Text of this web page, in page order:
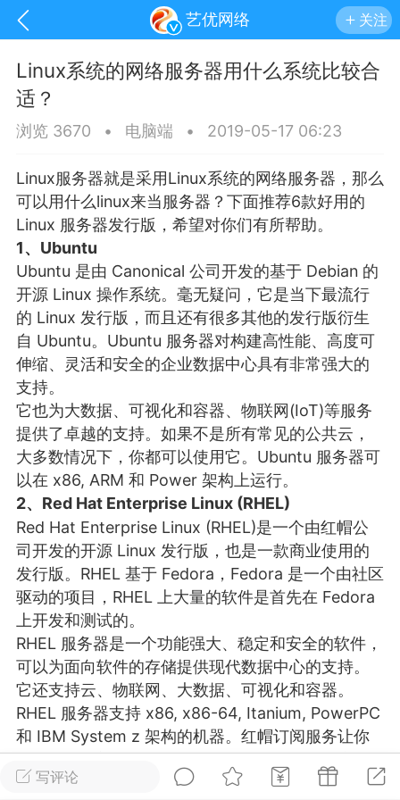
艺优网络 关注
手机 系统 网站
游戏 兴趣 美图
问答 闲谈 官方
任务 排行 历史
网络
VIP 7
29 21:24
电脑端 Surface Laptop Go 2
Laptop Go 2镜像
网盘下载
Laptop Go 2 i5/8/128 – Windows
写评论
Linux系统的网络服务器用什么系统比较合
适？
浏览 3670 • 电脑端 • 2019-05-17 06:23
Linux服务器就是采用Linux系统的网络服务器，那么
可以用什么linux来当服务器？下面推荐6款好用的
Linux 服务器发行版，希望对你们有所帮助。
1、Ubuntu
Ubuntu 是由 Canonical 公司开发的基于 Debian 的
开源 Linux 操作系统。毫无疑问，它是当下最流行
的 Linux 发行版，而且还有很多其他的发行版衍生
自 Ubuntu。Ubuntu 服务器对构建高性能、高度可
伸缩、灵活和安全的企业数据中心具有非常强大的
支持。
它也为大数据、可视化和容器、物联网(IoT)等服务
提供了卓越的支持。如果不是所有常见的公共云，
大多数情况下，你都可以使用它。Ubuntu 服务器可
以在 x86, ARM 和 Power 架构上运行。
2、Red Hat Enterprise Linux (RHEL)
Red Hat Enterprise Linux (RHEL)是一个由红帽公
司开发的开源 Linux 发行版，也是一款商业使用的
发行版。RHEL 基于 Fedora，Fedora 是一个由社区
驱动的项目，RHEL 上大量的软件是首先在 Fedora
上开发和测试的。
RHEL 服务器是一个功能强大、稳定和安全的软件，
可以为面向软件的存储提供现代数据中心的支持。
它还支持云、物联网、大数据、可视化和容器。
RHEL 服务器支持 x86, x86-64, Itanium, PowerPC
和 IBM System z 架构的机器。红帽订阅服务让你
能够获得最新的企业级软件、可信赖的知识、产品
安全性和来自工程师的技术支持。